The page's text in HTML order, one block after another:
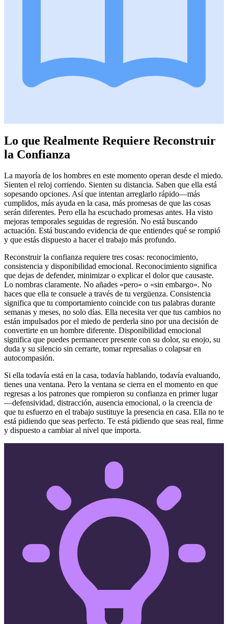
Lo que Realmente Requiere Reconstruir
la Confianza
La mayoría de los hombres en este momento operan desde el miedo.
Sienten el reloj corriendo. Sienten su distancia. Saben que ella está
sopesando opciones. Así que intentan arreglarlo rápido—más
cumplidos, más ayuda en la casa, más promesas de que las cosas
serán diferentes. Pero ella ha escuchado promesas antes. Ha visto
mejoras temporales seguidas de regresión. No está buscando
actuación. Está buscando evidencia de que entiendes qué se rompió
y que estás dispuesto a hacer el trabajo más profundo.
Reconstruir la confianza requiere tres cosas: reconocimiento,
consistencia y disponibilidad emocional. Reconocimiento significa
que dejas de defender, minimizar o explicar el dolor que causaste.
Lo nombras claramente. No añades «pero» o «sin embargo». No
haces que ella te consuele a través de tu vergüenza. Consistencia
significa que tu comportamiento coincide con tus palabras durante
semanas y meses, no solo días. Ella necesita ver que tus cambios no
están impulsados por el miedo de perderla sino por una decisión de
convertirte en un hombre diferente. Disponibilidad emocional
significa que puedes permanecer presente con su dolor, su enojo, su
duda y su silencio sin cerrarte, tomar represalias o colapsar en
autocompasión.
Si ella todavía está en la casa, todavía hablando, todavía evaluando,
tienes una ventana. Pero la ventana se cierra en el momento en que
regresas a los patrones que rompieron su confianza en primer lugar
—defensividad, distracción, ausencia emocional, o la creencia de
que tu esfuerzo en el trabajo sustituye la presencia en casa. Ella no te
está pidiendo que seas perfecto. Te está pidiendo que seas real, firme
y dispuesto a cambiar al nivel que importa.